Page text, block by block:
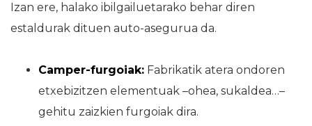
Izan ere, halako ibilgailuetarako behar diren
estaldurak dituen auto-asegurua da.
Camper-furgoiak: Fabrikatik atera ondoren
etxebizitzen elementuak –ohea, sukaldea…–
gehitu zaizkien furgoiak dira.